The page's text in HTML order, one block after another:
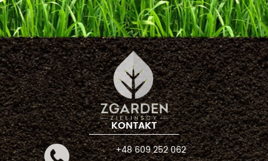
KONTAKT
+48 609 252 062